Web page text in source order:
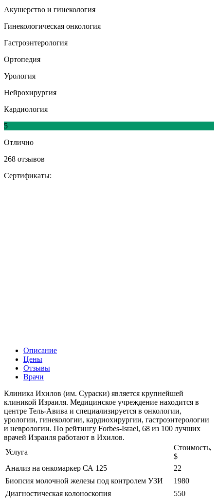
Акушерство и гинекология
Гинекологическая онкология
Гастроэнтерология
Ортопедия
Урология
Нейрохирургия
Кардиология
5
Отлично
268 отзывов
Сертификаты:
Описание
Цены
Отзывы
Врачи
Клиника Ихилов (им. Сураски) является крупнейшей
клиникой Израиля. Медицинское учреждение находится в
центре Тель-Авива и специализируется в онкологии,
урологии, гинекологии, кардиохирургии, гастроэнтерологии
и неврологии. По рейтингу Forbes-Israel, 68 из 100 лучших
врачей Израиля работают в Ихилов.
Услуга
Стоимость,
$
Анализ на онкомаркер СА 125
22
Биопсия молочной железы под контролем УЗИ
1980
Диагностическая колоноскопия
550